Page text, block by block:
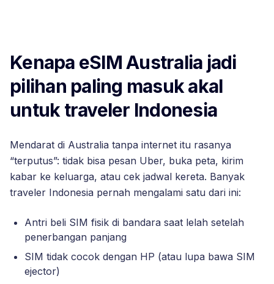
Kenapa eSIM Australia jadi
pilihan paling masuk akal
untuk traveler Indonesia
Mendarat di Australia tanpa internet itu rasanya
“terputus”: tidak bisa pesan Uber, buka peta, kirim
kabar ke keluarga, atau cek jadwal kereta. Banyak
traveler Indonesia pernah mengalami satu dari ini:
Antri beli SIM fisik di bandara saat lelah setelah
penerbangan panjang
SIM tidak cocok dengan HP (atau lupa bawa SIM
ejector)